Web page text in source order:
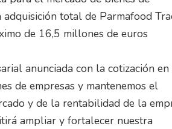
total de Parmafood
de 16,5 millones de euros
anunciada con la cotización
de empresas y mantenemos el
y de la rentabilidad de la
ampliar y fortalecer nuestra